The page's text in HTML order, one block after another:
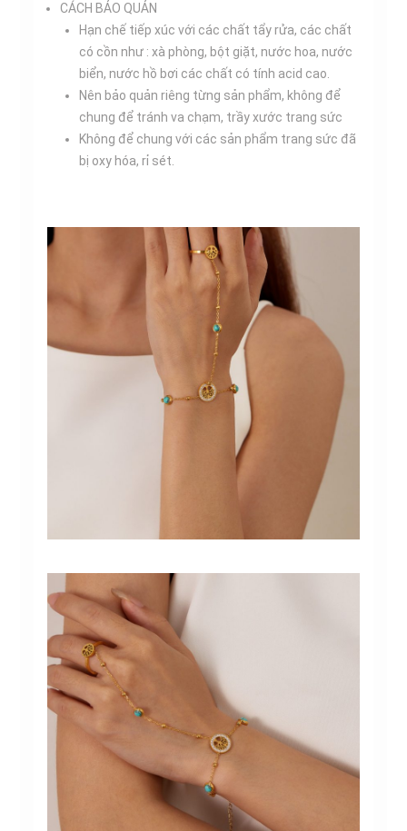
CÁCH BẢO QUẢN
Hạn chế tiếp xúc với các chất tẩy rửa, các chất
có cồn như : xà phòng, bột giặt, nước hoa, nước
biển, nước hồ bơi các chất có tính acid cao.
Nên bảo quản riêng từng sản phẩm, không để
chung để tránh va chạm, trầy xước trang sức
Không để chung với các sản phẩm trang sức đã
bị oxy hóa, rỉ sét.